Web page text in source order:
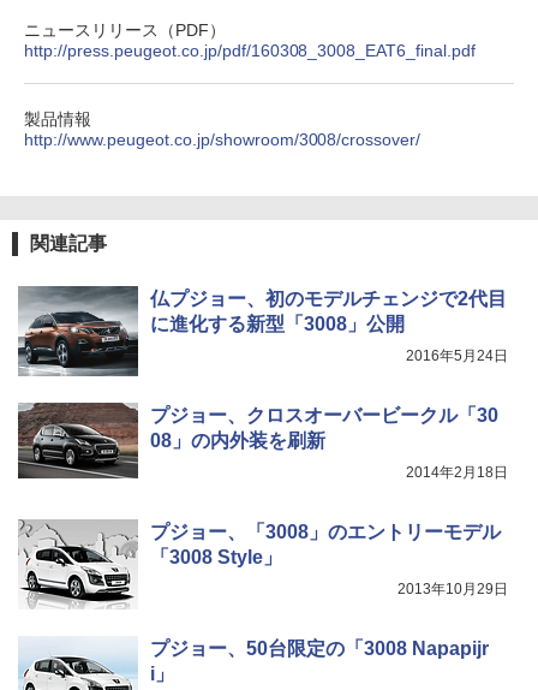
ニュースリリース（PDF）
http://press.peugeot.co.jp/pdf/160308_3008_EAT6_final.pdf
製品情報
http://www.peugeot.co.jp/showroom/3008/crossover/
関連記事
仏プジョー、初のモデルチェンジで2代目
に進化する新型「3008」公開
2016年5月24日
プジョー、クロスオーバービークル「30
08」の内外装を刷新
2014年2月18日
プジョー、「3008」のエントリーモデル
「3008 Style」
2013年10月29日
プジョー、50台限定の「3008 Napapijr
i」